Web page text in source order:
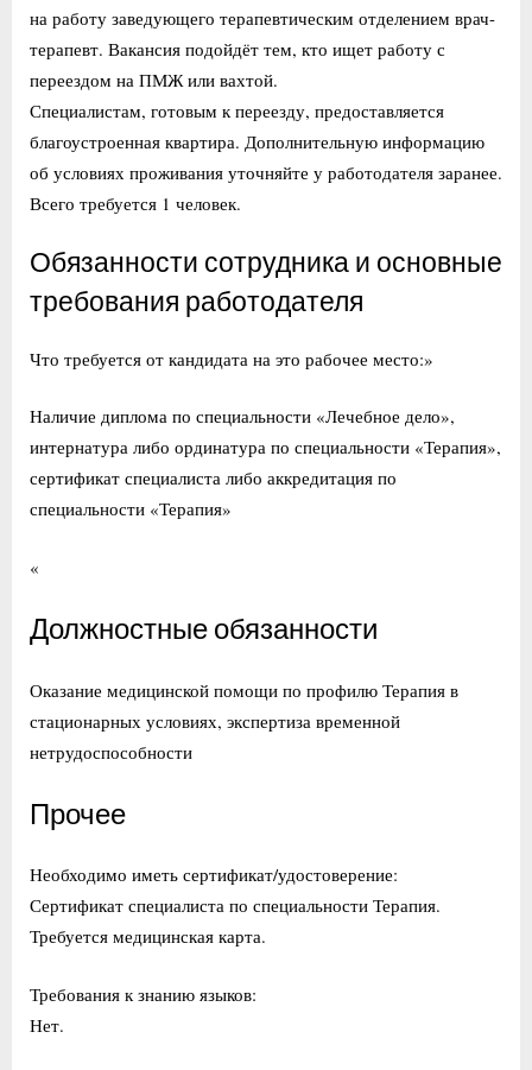
на работу заведующего терапевтическим отделением врач-
терапевт. Вакансия подойдёт тем, кто ищет работу с
переездом на ПМЖ или вахтой.
Специалистам, готовым к переезду, предоставляется
благоустроенная квартира. Дополнительную информацию
об условиях проживания уточняйте у работодателя заранее.
Всего требуется 1 человек.
Обязанности сотрудника и основные
требования работодателя
Что требуется от кандидата на это рабочее место:»
Наличие диплома по специальности «Лечебное дело»,
интернатура либо ординатура по специальности «Терапия»,
сертификат специалиста либо аккредитация по
специальности «Терапия»
«
Должностные обязанности
Оказание медицинской помощи по профилю Терапия в
стационарных условиях, экспертиза временной
нетрудоспособности
Прочее
Необходимо иметь сертификат/удостоверение:
Сертификат специалиста по специальности Терапия.
Требуется медицинская карта.
Требования к знанию языков:
Нет.